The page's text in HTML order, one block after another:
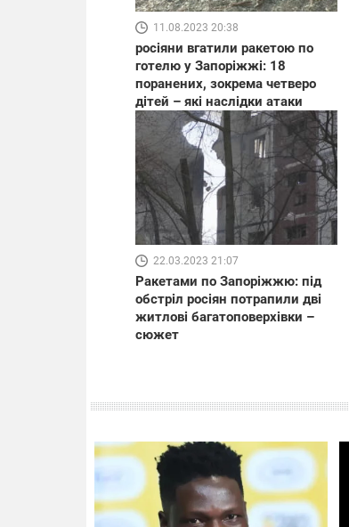
11.08.2023 20:38
росіяни вгатили ракетою по
готелю у Запоріжжі: 18
поранених, зокрема четверо
дітей – які наслідки атаки
22.03.2023 21:07
Ракетами по Запоріжжю: під
обстріл росіян потрапили дві
житлові багатоповерхівки –
сюжет